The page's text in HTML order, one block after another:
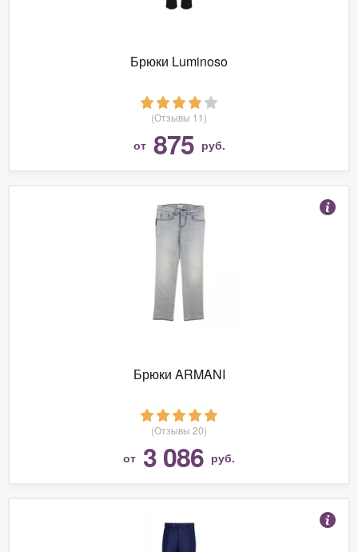
Брюки Luminoso
(Отзывы 11)
от 875 руб.
Брюки ARMANI
(Отзывы 20)
от 3 086 руб.